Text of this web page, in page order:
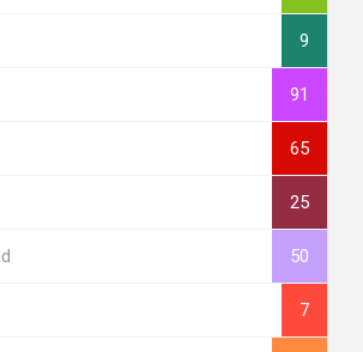
9
91
65
25
50
7